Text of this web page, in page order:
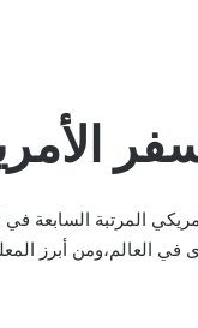
المرتبة السابعة
في العالم،ومن أبرز